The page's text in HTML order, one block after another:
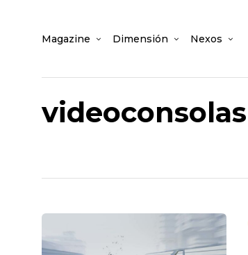
Magazine Dimensión Nexos
videoconsolas